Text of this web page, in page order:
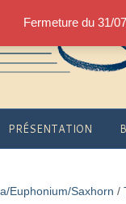
Fermeture du 31/
PRÉSENTATION
Euphonium/Saxhorn /